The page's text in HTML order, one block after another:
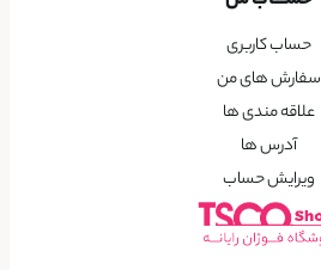
حساب کاربری
سفارش های من
علاقه مندی ها
آدرس ها
ویرایش حساب